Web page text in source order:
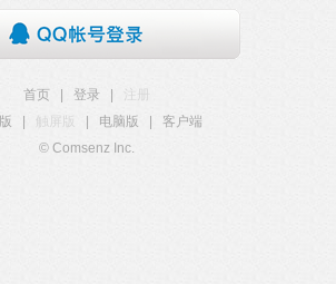
首页 登录
注册
触屏版 电脑版
客户端
© Comsenz Inc.